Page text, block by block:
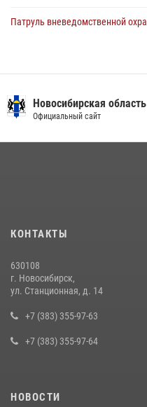
Патруль вневедомственной
гражданина, который приобрел
«закладку»
Росгвардии задержан
За серию краж экипажем
10 июля 2026, 04:33
Новосибирская область
Официальный сайт
КОНТАКТЫ
630108
г. Новосибирск,
ул. Станционная, д. 14
+7 (383) 355-97-63
+7 (383) 355-97-64
НОВОСТИ